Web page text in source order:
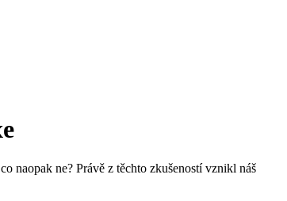
naopak ne? Právě z těchto zkušeností vznikl náš